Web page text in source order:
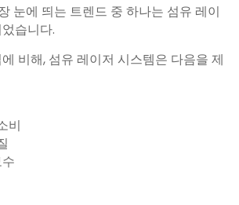
눈에 띄는 트렌드 중 하나는 섬유 레이
습니다.
비해, 섬유 레이저 시스템은 다음을 제
비